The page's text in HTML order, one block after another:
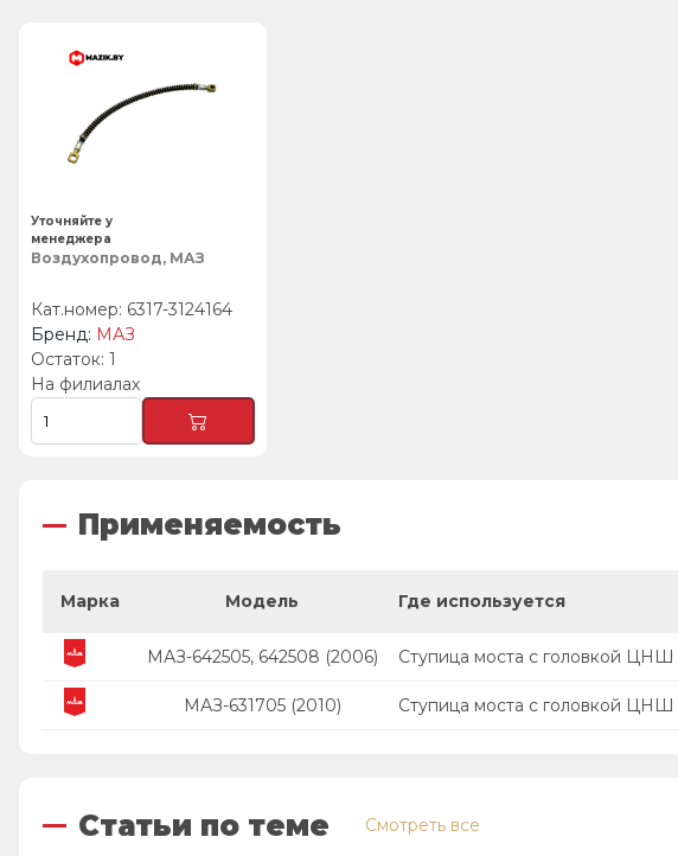
Воздухопровод, МАЗ
6317-3124164
МАЗ
1
На филиалах
Уточняйте у
менеджера
Применяемость
Марка Модель Где используется
МАЗ-642505, 642508 (2006) Ступица моста с головкой ЦНШ
МАЗ-631705 (2010) Ступица моста с головкой ЦНШ
Статьи по теме Смотреть все